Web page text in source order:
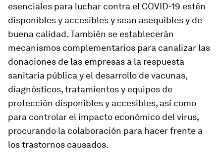
esenciales para luchar contra el COVID-19 estén
disponibles y accesibles y sean asequibles y de
buena calidad. También se establecerán
mecanismos complementarios para canalizar las
donaciones de las empresas a la respuesta
sanitaria pública y el desarrollo de vacunas,
diagnósticos, tratamientos y equipos de
protección disponibles y accesibles, así como
para controlar el impacto económico del virus,
procurando la colaboración para hacer frente a
los trastornos causados.